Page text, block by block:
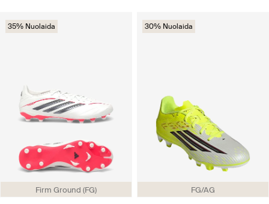
Firm Ground (FG)
35% Nuolaida
FG/AG
30% Nuolaida